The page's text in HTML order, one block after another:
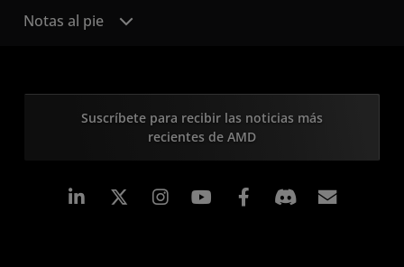
Notas al pie
Suscríbete para recibir las noticias más
recientes de AMD
LinkedIn Instagram Facebook